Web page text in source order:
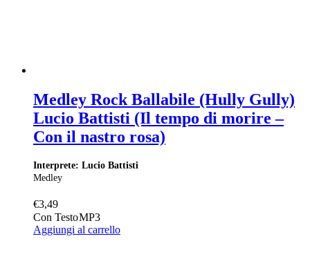
Medley Rock Ballabile (Hully Gully)
Lucio Battisti (Il tempo di morire –
Con il nastro rosa)
Interprete: Lucio Battisti
Medley
€3,49
Con TestoMP3
Aggiungi al carrello